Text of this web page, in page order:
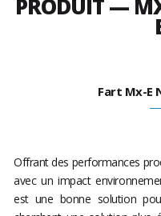
PRODUIT —
Fart Mx-E
Offrant des performances
avec un impact
est une bonne solution